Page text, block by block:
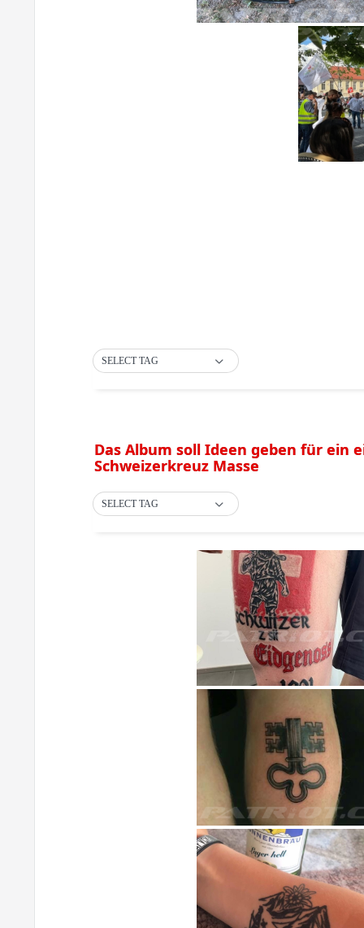
SELECT TAG
Das Album soll Ideen geben für ein
Schweizerkreuz Masse
SELECT TAG